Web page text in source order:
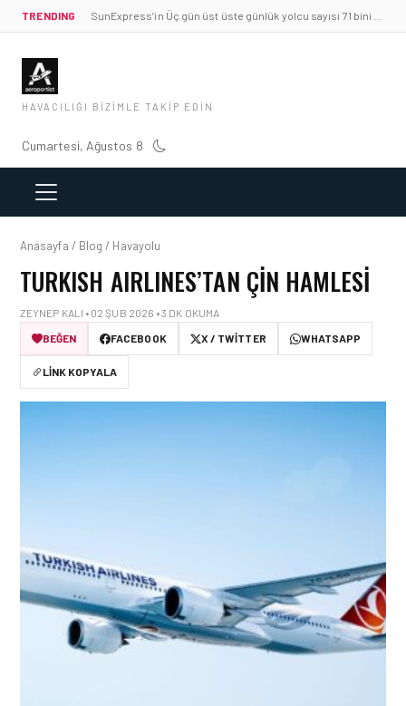
TRENDING
HAVACILIĞI BIZIMLE TAKIP EDIN
Cumartesi, Ağustos 8
Anasayfa / Blog / Havayolu
TURKISH AIRLINES’TAN ÇIN HAMLESI
ZEYNEP KALI • 02 ŞUB 2026 • 3 DK OKUMA
BEĞEN
FACEBOOK X / TWITTER WHATSAPP
LINK KOPYALA